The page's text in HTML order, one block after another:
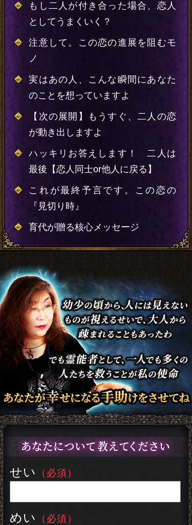
もし二人が付き合った場合、恋人
としてうまくいく？
注意して。この恋の進展を阻むモ
ノ
実はあの人、こんな瞬間にあなた
のことを想っていますよ
【次の展開】もうすぐ、二人の恋
が動き出しますよ
ハッキリお答えします！ 二人は
最後【恋人同士or他人に戻る】
これが最終予言です。この恋の
『見切り時』
育代が贈る核心メッセージ
せい （必須）
めい （必須）